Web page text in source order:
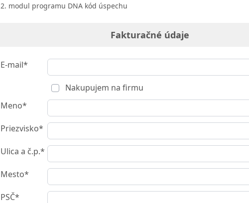
2. modul programu DNA kód úspechu
Fakturačné údaje
E-mail*
Nakupujem na firmu
Meno*
Priezvisko*
Ulica a č.p.*
Mesto*
PSČ*